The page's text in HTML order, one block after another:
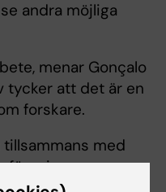
andra möjliga
menar Gonçalo
tycker att det är en
forskare.
med
min
samarbete.